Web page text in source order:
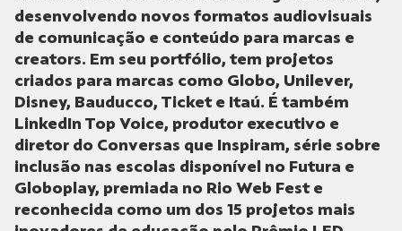
desenvolvendo novos formatos audiovisuais
de comunicação e conteúdo para marcas e
creators. Em seu portfólio, tem projetos
criados para marcas como Globo, Unilever,
Disney, Bauducco, Ticket e Itaú. É também
LinkedIn Top Voice, produtor executivo e
diretor do Conversas que Inspiram, série sobre
inclusão nas escolas disponível no Futura e
Globoplay, premiada no Rio Web Fest e
reconhecida como um dos 15 projetos mais